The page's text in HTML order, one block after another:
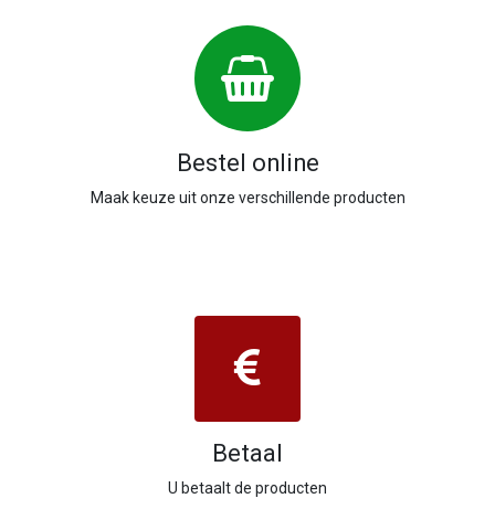
Bestel online
Maak keuze uit onze verschillende producten
Betaal
U betaalt de producten